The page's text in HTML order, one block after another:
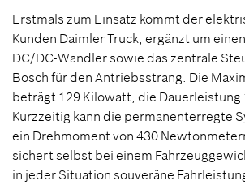
Erstmals zum Einsatz kommt der
Kunden Daimler Truck, ergänzt um
DC/DC-Wandler sowie das zentrale
Bosch für den Antriebsstrang. Die
beträgt 129 Kilowatt, die Dauerleistung
Kurzzeitig kann die permanenterregte
ein Drehmoment von 430
sichert selbst bei einem
in jeder Situation souveräne